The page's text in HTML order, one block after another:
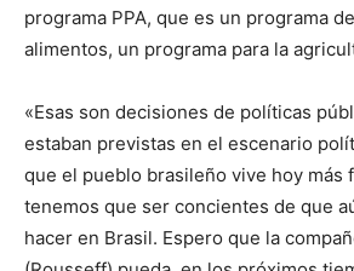
programa PPA, que es un programa
alimentos, un programa para la
«Esas son decisiones de políticas
estaban previstas en el escenario
que el pueblo brasileño vive hoy más
tenemos que ser concientes de que
hacer en Brasil. Espero que la